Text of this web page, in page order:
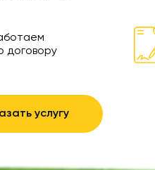
договору
услугу